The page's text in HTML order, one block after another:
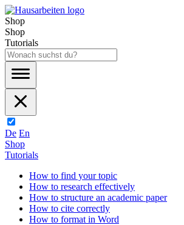
Shop
Shop
Tutorials
De En
Shop
Tutorials
How to find your topic
How to research effectively
How to structure an academic paper
How to cite correctly
How to format in Word